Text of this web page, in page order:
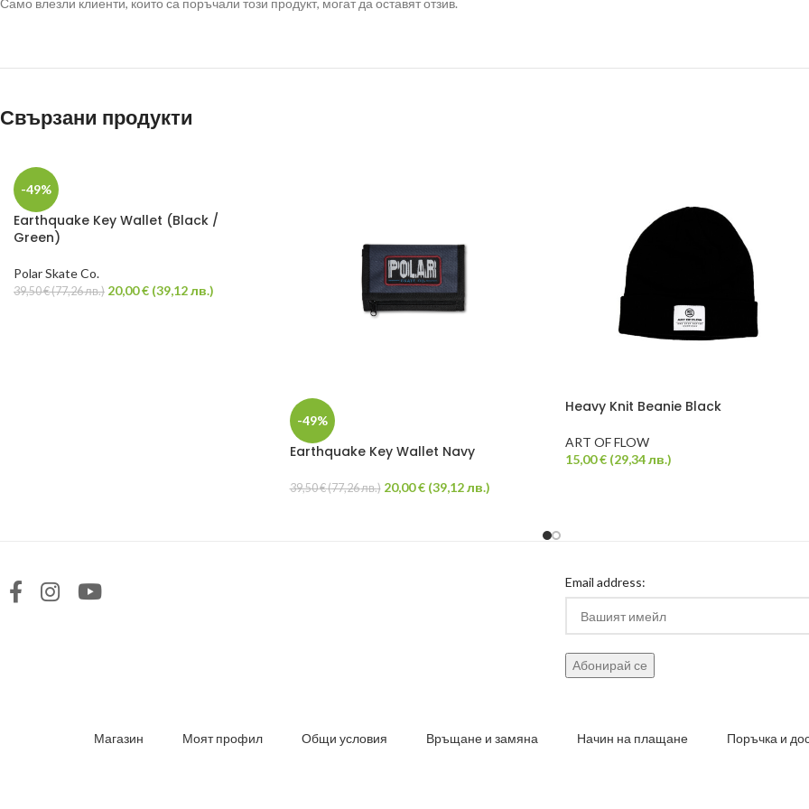
Само влезли клиенти, които са поръчали този продукт, могат да оставят отзив.
Свързани продукти
-49%
Earthquake Key Wallet (Black /
Green)
Polar Skate Co.
39,50€(77,26лв.) 20,00€ (39,12лв.)
-49%
Earthquake Key Wallet Navy
39,50€(77,26лв.) 20,00€ (39,12лв.)
Heavy Knit Beanie Black
ART OF FLOW
15,00€ (29,34лв.)
Email address:
Магазин Моят профил Общи условия Връщане и замяна Начин на плащане Поръчка и